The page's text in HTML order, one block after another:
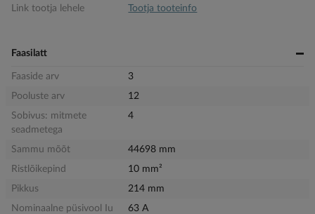
Link tootja lehele Tootja tooteinfo
Faasilatt
Faaside arv
3
Pooluste arv
12
Sobivus: mitmete
seadmetega
4
Sammu mõõt
44698 mm
Ristlõikepind
10 mm²
Pikkus
214 mm
Nominaalne püsivool Iu
63 A